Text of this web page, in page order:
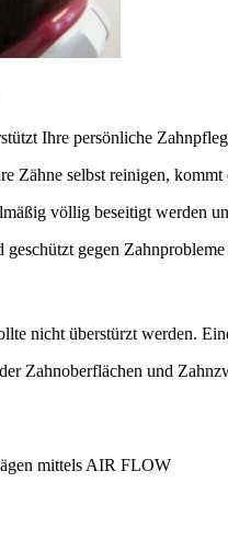
Ihre persönliche
Zähne selbst reinigen,
völlig beseitigt werden
gegen
nicht überstürzt werden.
Zahnoberflächen und
mittels AIR FLOW